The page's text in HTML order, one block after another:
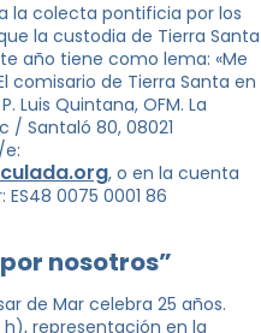
la colecta pontificia por los
la custodia de Tierra Santa
año tiene como lema: «Me
comisario de Tierra Santa en
Luis Quintana, OFM. La
/ Santaló 80, 08021
e:
, o en la cuenta
0075 0001 86
nosotros”
de Mar celebra 25 años.
h), representación en la